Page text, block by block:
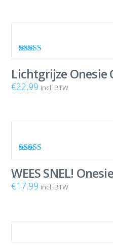
5.00
Lichtgrijze Onesie
€22,99 incl. BTW
5.00uit 5
WEES SNEL!
€17,99 incl. BTW